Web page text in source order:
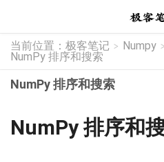
当前位置： 极客笔记 > Numpy >
NumPy 排序和搜索
NumPy 排序和搜索
NumPy 排序和